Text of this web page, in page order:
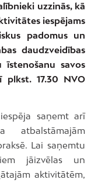
uzzinās, kā
iespējams
padomus un
daudzveidības
savos
plkst. 17.30 NVO
saņemt arī
atbalstāmajām
Lai saņemtu
jāizvēlas un
aktivitātēm,